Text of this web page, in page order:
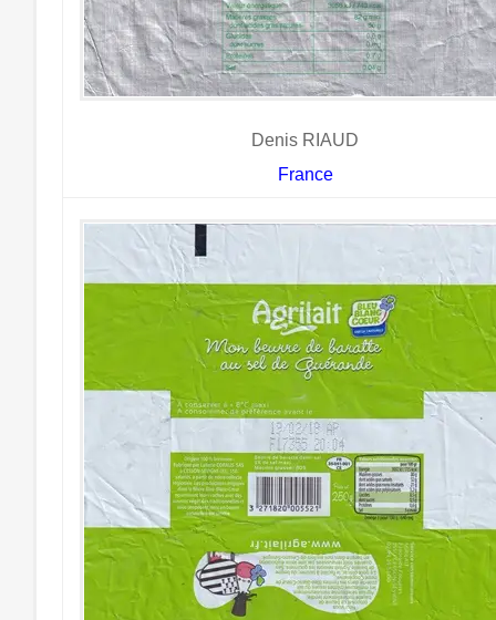
Denis RIAUD
France